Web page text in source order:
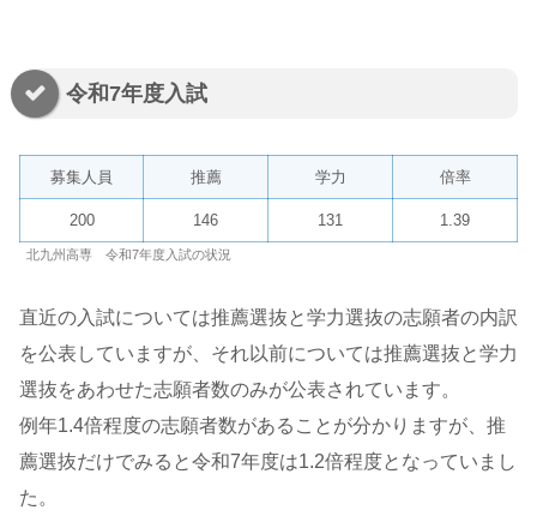
令和7年度入試
募集人員 推薦 学力 倍率
200 146 131 1.39
北九州高専 令和7年度入試の状況
直近の入試については推薦選抜と学力選抜の志願者の内訳
を公表していますが、それ以前については推薦選抜と学力
選抜をあわせた志願者数のみが公表されています。
例年1.4倍程度の志願者数があることが分かりますが、推
薦選抜だけでみると令和7年度は1.2倍程度となっていまし
た。